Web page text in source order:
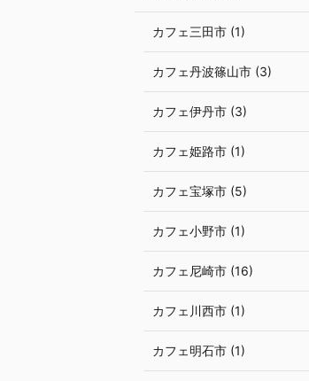
カフェ三田市 (1)
カフェ丹波篠山市 (3)
カフェ伊丹市 (3)
カフェ姫路市 (1)
カフェ宝塚市 (5)
カフェ小野市 (1)
カフェ尼崎市 (16)
カフェ川西市 (1)
カフェ明石市 (1)